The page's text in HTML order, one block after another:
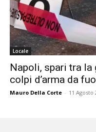
Locale
Napoli, spari tra la
colpi d’arma da
Mauro Della Corte - 11 Agosto